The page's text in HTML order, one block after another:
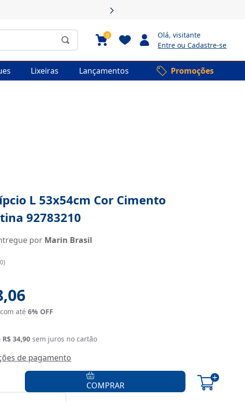
0 Olá, visitante
Entre ou Cadastre-se
Lixeiras Lançamentos Promoções
L 53x54cm Cor Cimento
92783210
por Marin Brasil
)
price:
até 6% OFF
R$ 34,90 sem juros no cartão
de pagamento
COMPRAR